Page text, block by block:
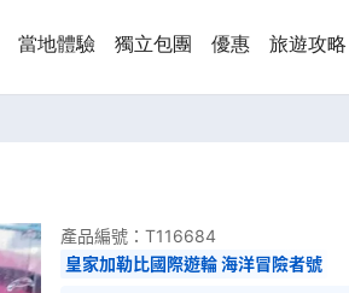
當地體驗 獨立包團 優惠 旅遊攻略
產品編號： T116684
皇家加勒比國際遊輪 海洋冒險者號